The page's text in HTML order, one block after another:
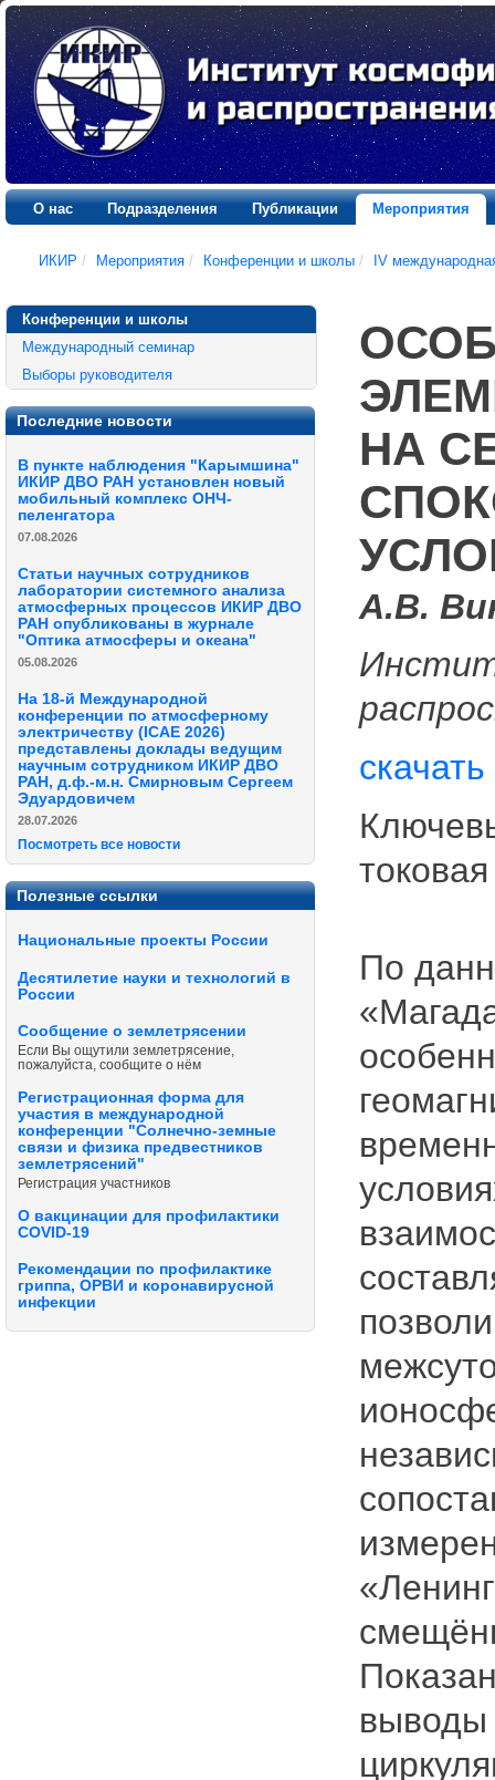
О нас Подразделения Публикации Мероприятия
ИКИР / Мероприятия / Конференции и школы / IV
Конференции и школы
Международный семинар
Выборы руководителя
Последние новости
В пункте наблюдения "Карымшина"
ИКИР ДВО РАН установлен новый
мобильный комплекс ОНЧ-
пеленгатора
07.08.2026
Статьи научных сотрудников
лаборатории системного анализа
атмосферных процессов ИКИР ДВО
РАН опубликованы в журнале
"Оптика атмосферы и океана"
05.08.2026
На 18-й Международной
конференции по атмосферному
электричеству (ICAE 2026)
представлены доклады ведущим
научным сотрудником ИКИР ДВО
РАН, д.ф.-м.н. Смирновым Сергеем
Эдуардовичем
28.07.2026
Посмотреть все новости
Полезные ссылки
Национальные проекты России
Десятилетие науки и технологий в
России
Сообщение о землетрясении
Если Вы ощутили землетрясение,
пожалуйста, сообщите о нём
Регистрационная форма для
участия в международной
конференции "Солнечно-земные
связи и физика предвестников
землетрясений"
Регистрация участников
О вакцинации для профилактики
COVID-19
Рекомендации по профилактике
гриппа, ОРВИ и коронавирусной
инфекции
НА
А.В.
скачать
По
выводы